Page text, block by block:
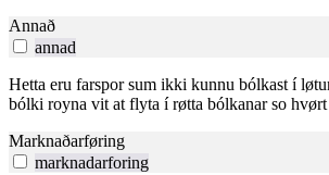
Annað
annad
Hetta eru farspor sum ikki kunnu bólkast í
bólki royna vit at flyta í røtta bólkanar so
Marknaðarføring
marknadarforing